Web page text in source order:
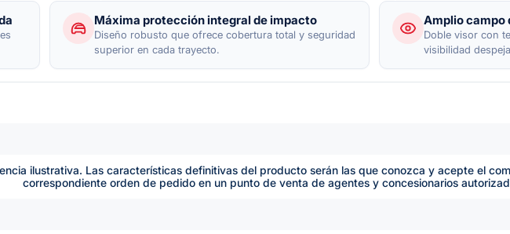
Máxima protección integral de impacto
Diseño robusto que ofrece cobertura total y seguridad
superior en cada trayecto.
Amplio campo
Doble visor con
visibilidad
ilustrativa. Las características definitivas del producto serán las que conozca y acepte el
correspondiente orden de pedido en un punto de venta de agentes y concesionarios